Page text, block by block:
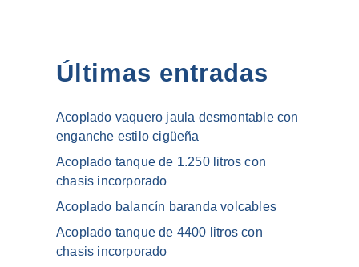
Últimas entradas
Acoplado vaquero jaula desmontable con
enganche estilo cigüeña
Acoplado tanque de 1.250 litros con
chasis incorporado
Acoplado balancín baranda volcables
Acoplado tanque de 4400 litros con
chasis incorporado